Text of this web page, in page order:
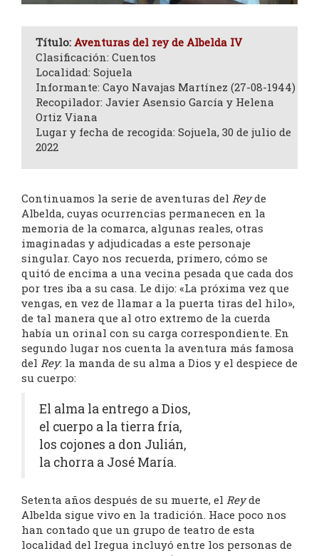
Título: Aventuras del rey de Albelda IV
Clasificación: Cuentos
Localidad: Sojuela
Informante: Cayo Navajas Martínez (27-08-1944)
Recopilador: Javier Asensio García y Helena
Ortiz Viana
Lugar y fecha de recogida: Sojuela, 30 de julio de
2022
Continuamos la serie de aventuras del Reyde
Albelda, cuyas ocurrencias permanecen en la
memoria de la comarca, algunas reales, otras
imaginadas y adjudicadas a este personaje
singular. Cayo nos recuerda, primero, cómo se
quitó de encima a una vecina pesada que cada dos
por tres iba a su casa. Le dijo: «La próxima vez que
vengas, en vez de llamar a la puerta tiras del hilo»,
de tal manera que al otro extremo de la cuerda
había un orinal con su carga correspondiente. En
segundo lugar nos cuenta la aventura más famosa
del Rey: la manda de su alma a Dios y el despiece de
su cuerpo:
El alma la entrego a Dios,
el cuerpo a la tierra fría,
los cojones a don Julián,
la chorra a José María.
Setenta años después de su muerte, el Reyde
Albelda sigue vivo en la tradición. Hace poco nos
han contado que un grupo de teatro de esta
localidad del Iregua incluyó entre los personas de